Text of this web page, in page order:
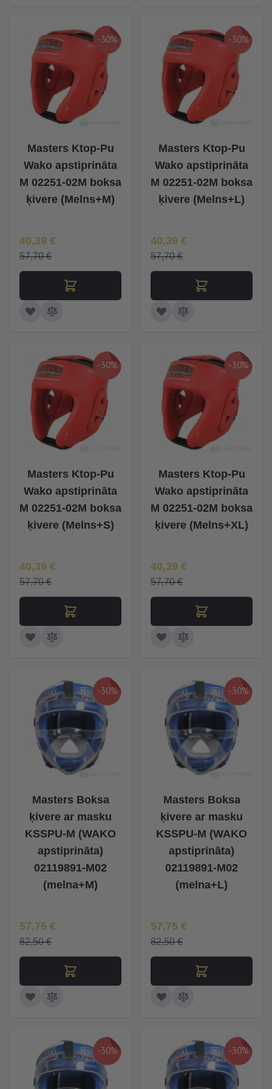
-30%
Masters Ktop-Pu
Wako apstiprināta
M 02251-02M boksa
ķivere (Melns+M)
Īpaša Cena
40,39 €
57,70 €
-30%
Masters Ktop-Pu
Wako apstiprināta
M 02251-02M boksa
ķivere (Melns+L)
Īpaša Cena
40,39 €
57,70 €
-30%
Masters Ktop-Pu
Wako apstiprināta
M 02251-02M boksa
ķivere (Melns+S)
Īpaša Cena
40,39 €
57,70 €
-30%
Masters Ktop-Pu
Wako apstiprināta
M 02251-02M boksa
ķivere (Melns+XL)
Īpaša Cena
40,39 €
57,70 €
-30%
Masters Boksa
ķivere ar masku
KSSPU-M (WAKO
apstiprināta)
02119891-M02
(melna+M)
Īpaša Cena
57,75 €
82,50 €
-30%
Masters Boksa
ķivere ar masku
KSSPU-M (WAKO
apstiprināta)
02119891-M02
(melna+L)
Īpaša Cena
57,75 €
82,50 €
-30% -30%